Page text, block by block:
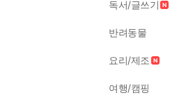
독서/글쓰기
반려동물
요리/제조
여행/캠핑